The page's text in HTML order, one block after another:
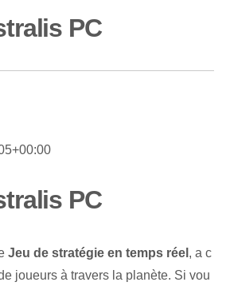
PC
PC
Jeu de stratégie en temps réel , a c
joueurs à travers la planète. Si vou